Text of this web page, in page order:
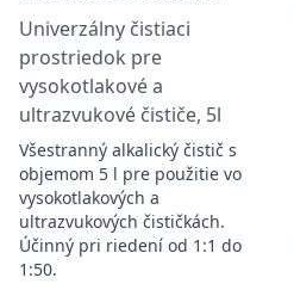
Univerzálny čistiaci
prostriedok pre
vysokotlakové a
ultrazvukové čističe, 5l
Všestranný alkalický čistič s
objemom 5 l pre použitie vo
vysokotlakových a
ultrazvukových čističkách.
Účinný pri riedení od 1:1 do
1:50.